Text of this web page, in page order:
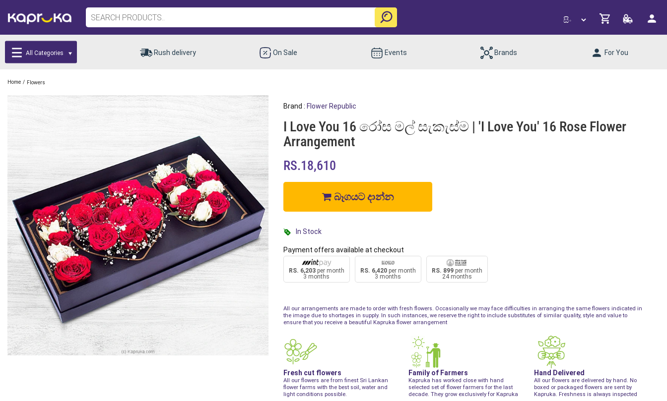
All Categories Rush delivery On Sale Events Brands For You
Home / Flowers
Brand : Flower Republic
I Love You 16 රෝස මල් සැකැස්ම | 'I Love You' 16 Rose Flower
Arrangement
RS.18,610
බෑගයට දාන්න
In Stock
Payment offers available at checkout
RS. 6,203per month
3 months
RS. 6,420per month
3 months
RS. 899per month
24 months
All our arrangements are made to order with fresh flowers. Occasionally we may face difficulties in arranging the same flowers indicated in
the image due to shortages in supply. In such instances, we reserve the right to include substitutes of similar quality, style and value to
ensure that you receive a beautiful Kapruka flower arrangement
Fresh cut flowers
All our flowers are from finest Sri Lankan
flower farms with the best soil, water and
light conditions possible.
Family of Farmers
Kapruka has worked close with hand
selected set of flower farmers for the last
decade. They grow exclusively for Kapruka
Hand Delivered
All our flowers are delivered by hand. No
boxed or packaged flowers are sent by
Kapruka. Freshness is always inspected